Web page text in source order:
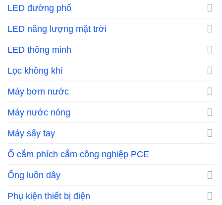
LED đường phố
LED năng lượng mặt trời
LED thông minh
Lọc không khí
Máy bơm nước
Máy nước nóng
Máy sấy tay
Ổ cắm phích cắm công nghiệp PCE
Ống luồn dây
Phụ kiện thiết bị điện